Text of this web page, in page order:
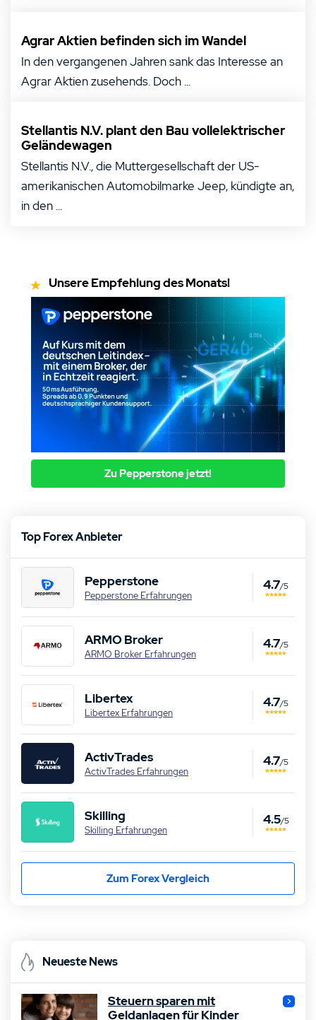
Agrar Aktien befinden sich im Wandel
In den vergangenen Jahren sank das Interesse an
Agrar Aktien zusehends. Doch ...
Stellantis N.V. plant den Bau vollelektrischer
Geländewagen
Stellantis N.V., die Muttergesellschaft der US-
amerikanischen Automobilmarke Jeep, kündigte an,
in den ...
Unsere Empfehlung des Monats!
Zu Pepperstone jetzt!
Top Forex Anbieter
Pepperstone
Pepperstone Erfahrungen
4.7/5
ARMO Broker
ARMO Broker Erfahrungen
4.7/5
Libertex
Libertex Erfahrungen
4.7/5
ActivTrades
ActivTrades Erfahrungen
4.7/5
Skilling
Skilling Erfahrungen
4.5/5
Zum Forex Vergleich
Neueste News
Steuern sparen mit
Geldanlagen für Kinder